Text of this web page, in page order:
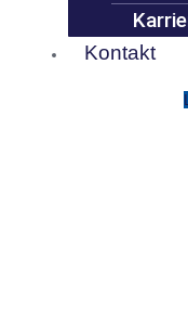
Kontakt